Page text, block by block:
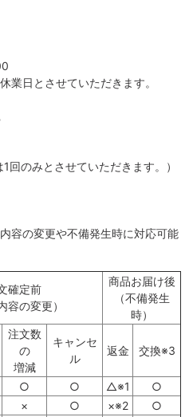
業日とさせていただきます。
回のみとさせていただきます。）
容の変更や不備発生時に対応可能
確定前
容の変更）
商品お届け後
（不備発生
時）
注文数
の
増減
キャンセ
ル
返金 交換※3
○ ○ △※1
○
× ○ ×※2
○